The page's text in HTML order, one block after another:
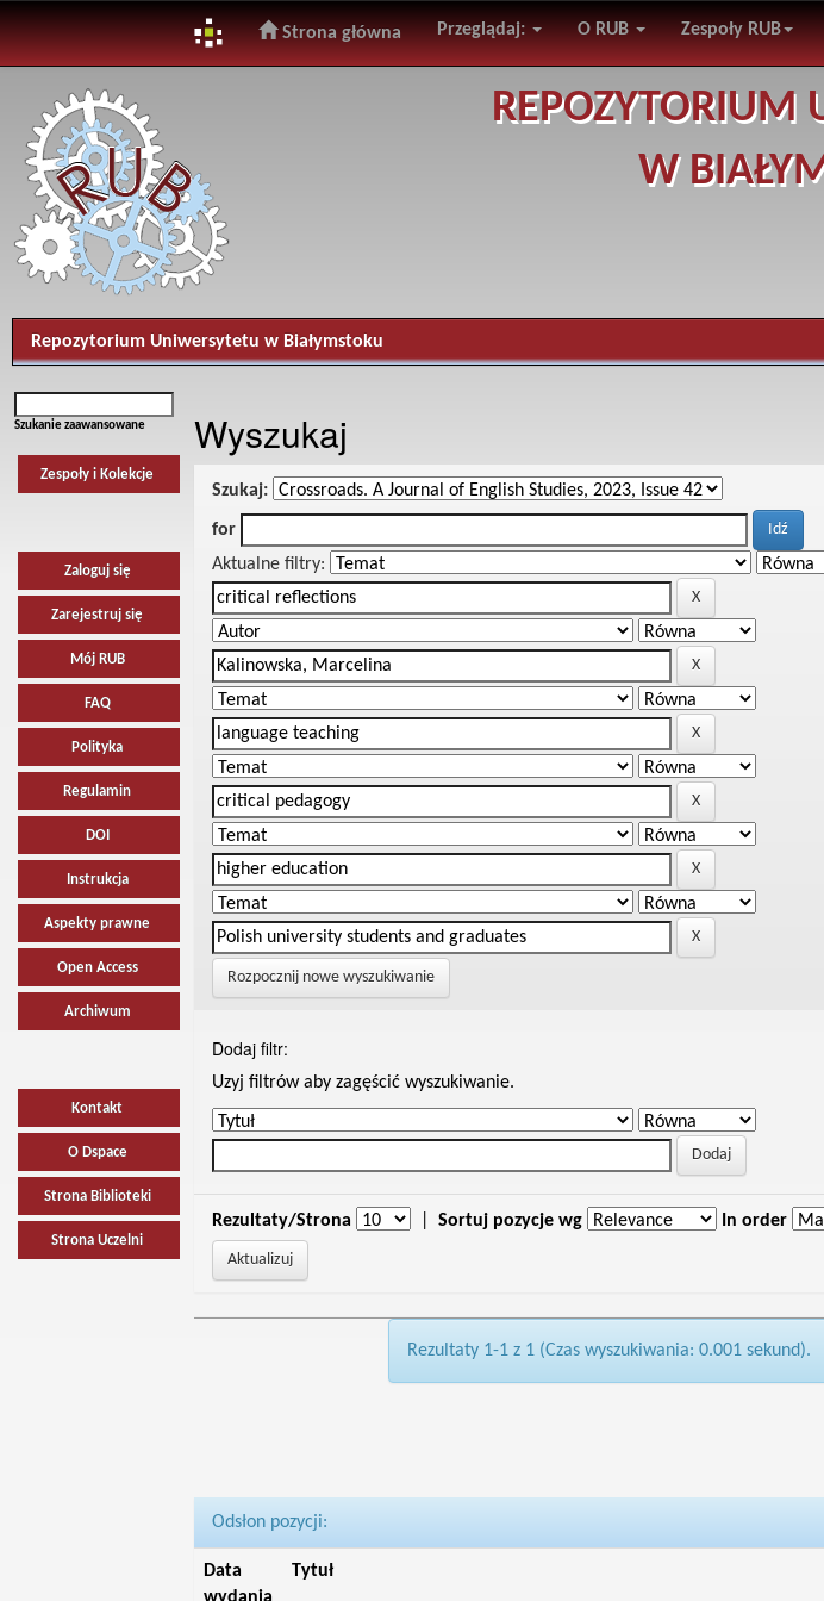
navigation
Strona główna Przeglądaj: O RUB Zespoły RUB
REPOZYTORIUM
W
Repozytorium Uniwersytetu w Białymstoku
Szukanie zaawansowane
Zespoły i Kolekcje
Zaloguj się
Zarejestruj się
Mój RUB
FAQ
Polityka
Regulamin
DOI
Instrukcja
Aspekty prawne
Open Access
Archiwum
Kontakt
O Dspace
Strona Biblioteki
Strona Uczelni
Wyszukaj
Szukaj:
for
Aktualne filtry:
Rozpocznij nowe wyszukiwanie
Dodaj filtr:
Uzyj filtrów aby zagęścić wyszukiwanie.
Rezultaty/Strona Sortuj pozycje wg In order
Rezultaty 1-1 z 1 (Czas wyszukiwania: 0.001 sekund).
Odsłon pozycji:
Data
Tytuł